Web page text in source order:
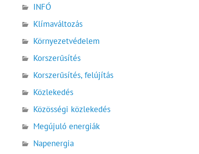
INFÓ
Klímaváltozás
Környezetvédelem
Korszerűsítés
Korszerűsítés, felújítás
Közlekedés
Közösségi közlekedés
Megújuló energiák
Napenergia